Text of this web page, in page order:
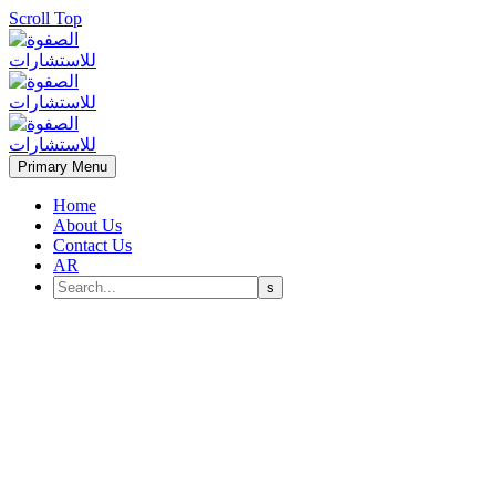
Scroll Top
Primary Menu
Home
About Us
Contact Us
AR